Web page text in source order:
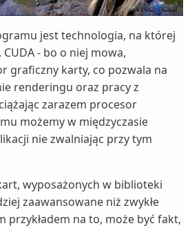
jest technologia, na której
- bo o niej mowa,
graficzny karty, co pozwala na
renderingu oraz pracy z
zarazem procesor
możemy w międzyczasie
nie zwalniając przy tym
wyposażonych w biblioteki
zaawansowane niż zwykłe
przykładem na to, może być fakt,